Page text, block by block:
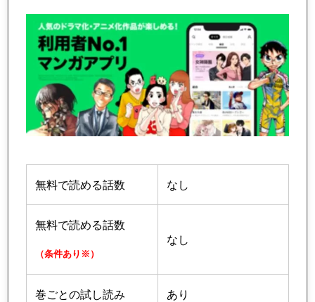
無料で読める話数 なし
無料で読める話数
（条件あり※）
なし
巻ごとの試し読み あり